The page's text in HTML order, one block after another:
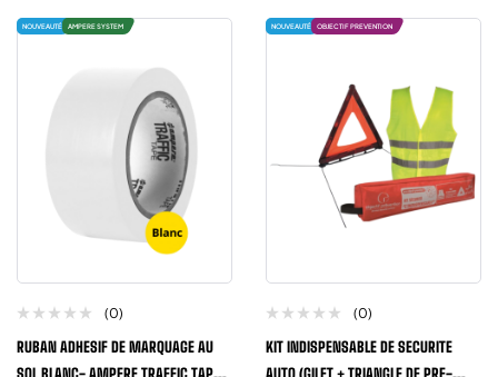
NOUVEAUTÉ AMPERE SYSTEM
(0)
RUBAN ADHESIF DE MARQUAGE AU
SOL BLANC- AMPERE TRAFFIC TAPE®
NOUVEAUTÉ OBJECTIF PREVENTION
(0)
KIT INDISPENSABLE DE SECURITE
AUTO (GILET + TRIANGLE DE PRE-